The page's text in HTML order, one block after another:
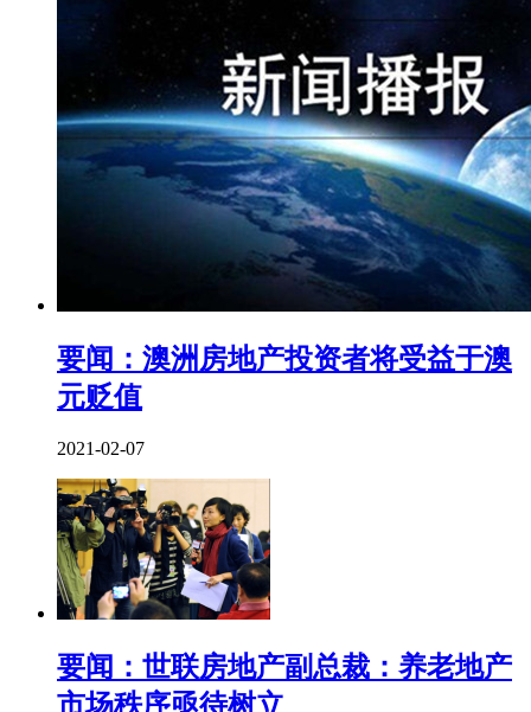
要闻：澳洲房地产投资者将受益于澳
元贬值
2021-02-07
要闻：世联房地产副总裁：养老地产
市场秩序亟待树立